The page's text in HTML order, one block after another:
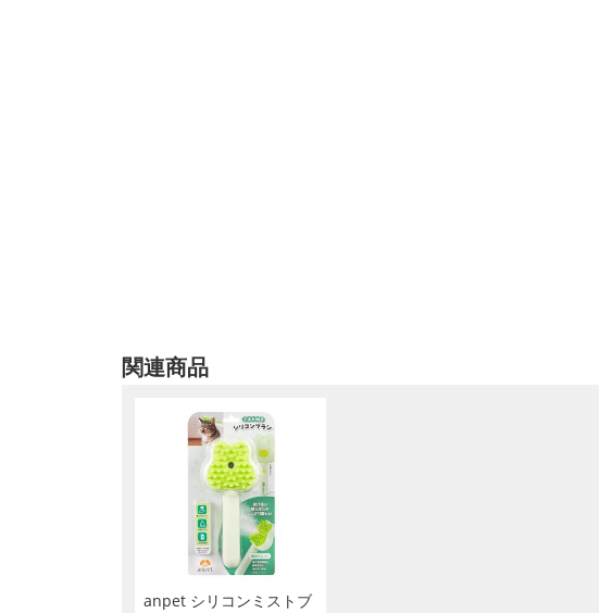
関連商品
anpet シリコンミストブ